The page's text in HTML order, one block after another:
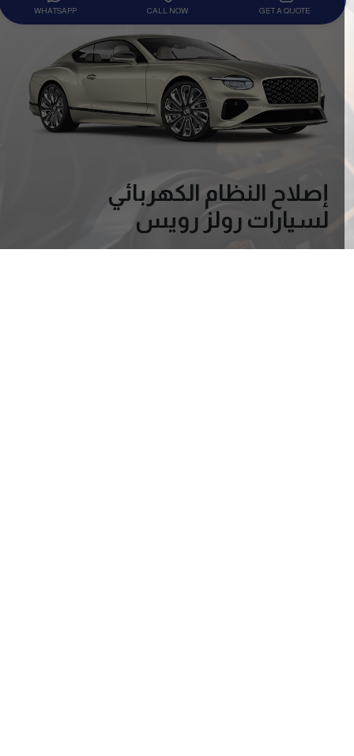
إصلاح النظام الكهربائي
لسيارات رولز رويس
GET A QUOTE
CALL NOW
WHATSAPP